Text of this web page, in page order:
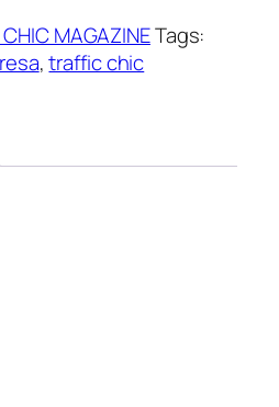
MAGAZINETags:
,traffic chic